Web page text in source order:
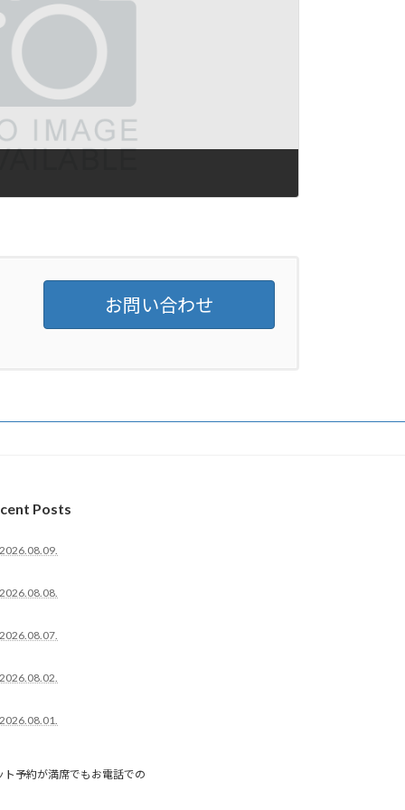
お問い合わせ
Posts
2026.08.09.
2026.08.08.
2026.08.07.
2026.08.02.
2026.08.01.
ト予約が満席でもお電話での